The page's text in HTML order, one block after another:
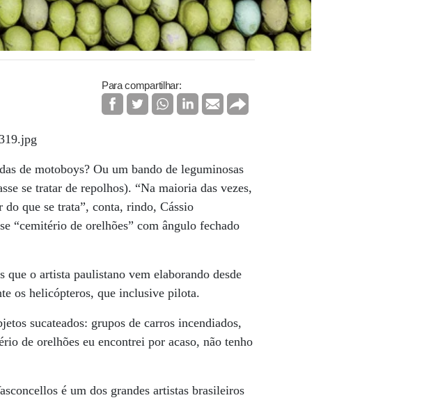
Para compartilhar:
de motoboys? Ou um bando de leguminosas
se tratar de repolhos). “Na maioria das vezes,
do que se trata”, conta, rindo, Cássio
“cemitério de orelhões” com ângulo fechado
o artista paulistano vem elaborando desde
os helicópteros, que inclusive pilota.
sucateados: grupos de carros incendiados,
de orelhões eu encontrei por acaso, não tenho
é um dos grandes artistas brasileiros